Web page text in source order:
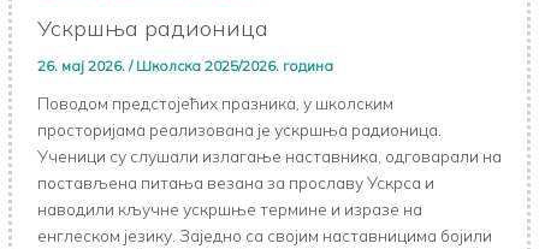
Ускршња радионица
26. мај 2026. / Школска 2025/2026. година
Поводом предстојећих празника, у школским
просторијама реализована је ускршња радионица.
Ученици су слушали излагање наставника, одговарали на
постављена питања везана за прославу Ускрса и
наводили кључне ускршње термине и изразе на
енглеском језику. Заједно са својим наставницима бојили